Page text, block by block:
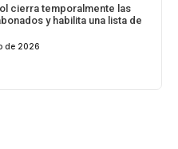
cierra temporalmente las
y habilita una lista de
de 2026